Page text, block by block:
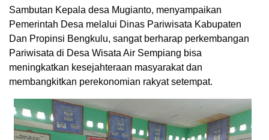
Sambutan Kepala desa Mugianto, menyampaikan
Pemerintah Desa melalui Dinas Pariwisata Kabupaten
Dan Propinsi Bengkulu, sangat berharap perkembangan
Pariwisata di Desa Wisata Air Sempiang bisa
meningkatkan kesejahteraan masyarakat dan
membangkitkan perekonomian rakyat setempat.